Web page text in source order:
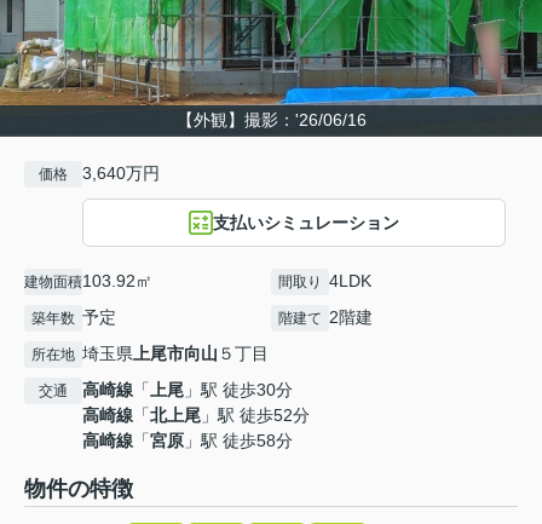
【外観】撮影：'26/06/16
価格 3,640万円
支払いシミュレーション
建物面積103.92㎡ 間取り 4LDK
築年数 予定 階建て 2階建
所在地 埼玉県 上尾市向山 ５丁目
交通 高崎線 「 上尾 」駅 徒歩30分
高崎線 「北上尾 」駅 徒歩52分
高崎線 「宮原 」駅 徒歩58分
物件の特徴